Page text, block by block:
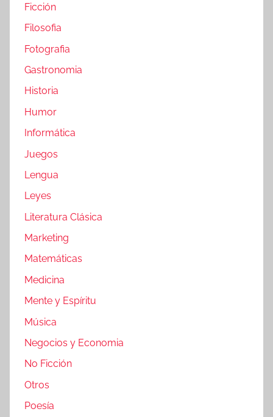
Ficción
Filosofia
Fotografia
Gastronomia
Historia
Humor
Informática
Juegos
Lengua
Leyes
Literatura Clásica
Marketing
Matemáticas
Medicina
Mente y Espíritu
Música
Negocios y Economia
No Ficción
Otros
Poesía